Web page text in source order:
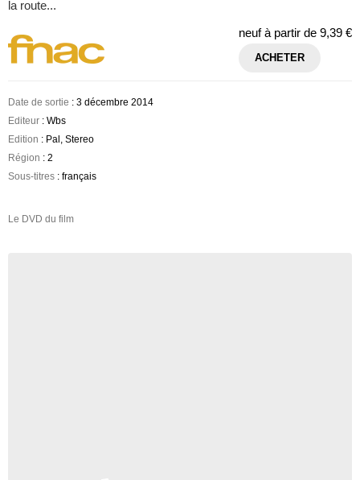
la route...
neuf à partir de 9,39 €
ACHETER
Date de sortie : 3 décembre 2014
Editeur : Wbs
Edition : Pal, Stereo
Région : 2
Sous-titres : français
Le DVD du film